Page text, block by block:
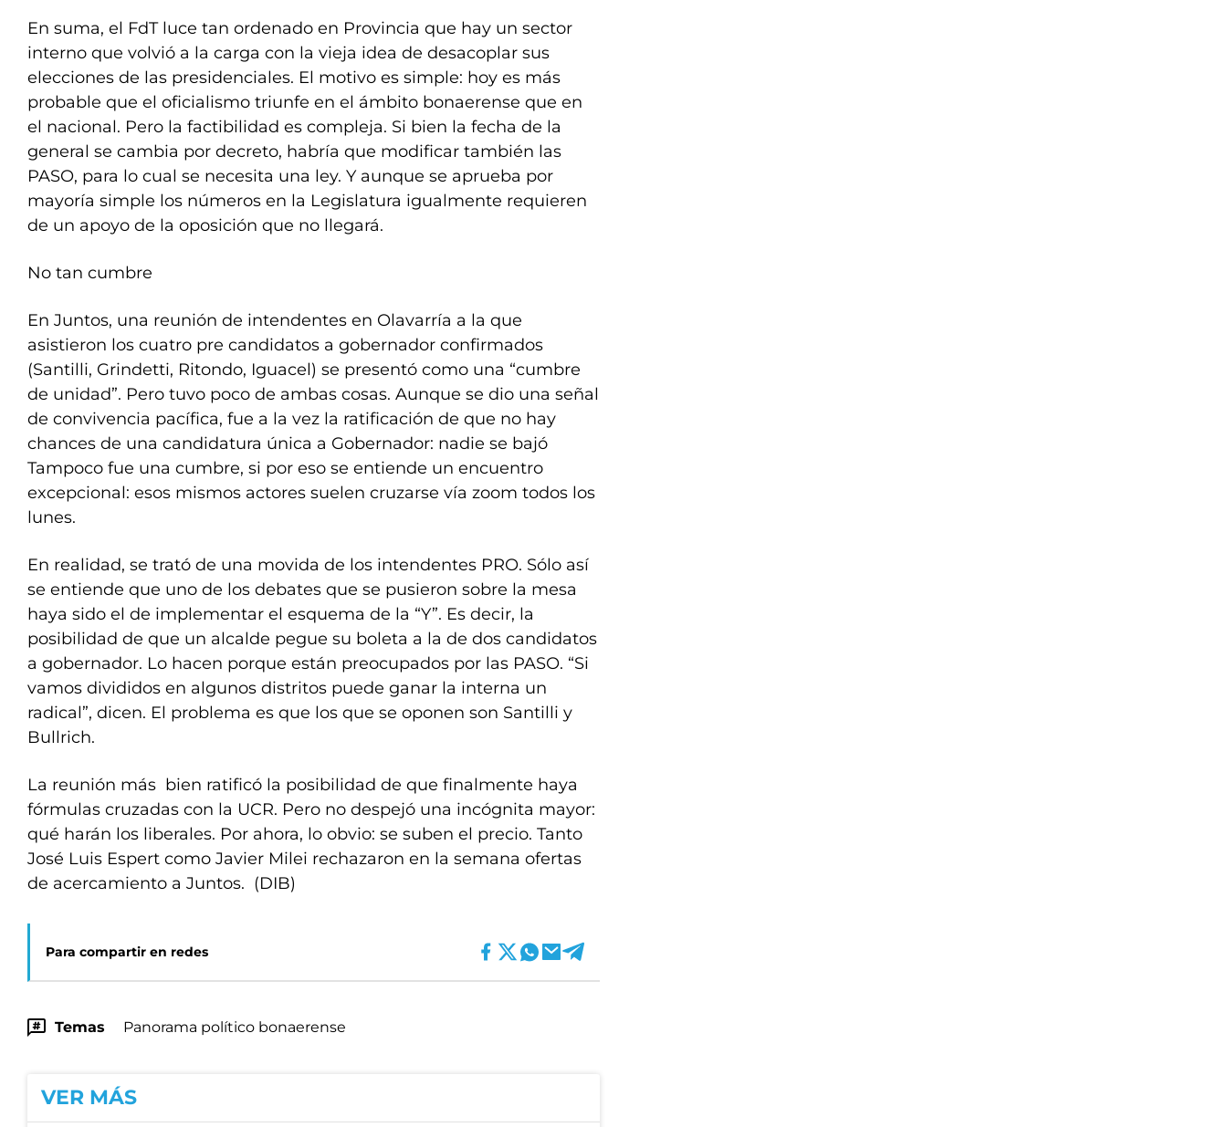
En suma, el FdT luce tan ordenado en Provincia que hay un sector
interno que volvió a la carga con la vieja idea de desacoplar sus
elecciones de las presidenciales. El motivo es simple: hoy es más
probable que el oficialismo triunfe en el ámbito bonaerense que en
el nacional. Pero la factibilidad es compleja. Si bien la fecha de la
general se cambia por decreto, habría que modificar también las
PASO, para lo cual se necesita una ley. Y aunque se aprueba por
mayoría simple los números en la Legislatura igualmente requieren
de un apoyo de la oposición que no llegará.
No tan cumbre
En Juntos, una reunión de intendentes en Olavarría a la que
asistieron los cuatro pre candidatos a gobernador confirmados
(Santilli, Grindetti, Ritondo, Iguacel) se presentó como una “cumbre
de unidad”. Pero tuvo poco de ambas cosas. Aunque se dio una señal
de convivencia pacífica, fue a la vez la ratificación de que no hay
chances de una candidatura única a Gobernador: nadie se bajó
Tampoco fue una cumbre, si por eso se entiende un encuentro
excepcional: esos mismos actores suelen cruzarse vía zoom todos los
lunes.
En realidad, se trató de una movida de los intendentes PRO. Sólo así
se entiende que uno de los debates que se pusieron sobre la mesa
haya sido el de implementar el esquema de la “Y”. Es decir, la
posibilidad de que un alcalde pegue su boleta a la de dos candidatos
a gobernador. Lo hacen porque están preocupados por las PASO. “Si
vamos divididos en algunos distritos puede ganar la interna un
radical”, dicen. El problema es que los que se oponen son Santilli y
Bullrich.
La reunión más bien ratificó la posibilidad de que finalmente haya
fórmulas cruzadas con la UCR. Pero no despejó una incógnita mayor:
qué harán los liberales. Por ahora, lo obvio: se suben el precio. Tanto
José Luis Espert como Javier Milei rechazaron en la semana ofertas
de acercamiento a Juntos. (DIB)
Para compartir en redes
Temas Panorama político bonaerense
VER MÁS